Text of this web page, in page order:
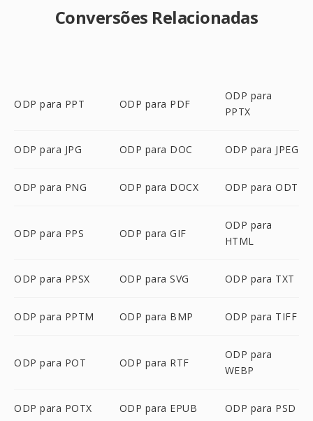
Conversões Relacionadas
ODP para PPT ODP para PDF
ODP para
PPTX
ODP para JPG ODP para DOC ODP para JPEG
ODP para PNG ODP para DOCX ODP para ODT
ODP para PPS ODP para GIF
ODP para
HTML
ODP para PPSX ODP para SVG ODP para TXT
ODP para PPTM ODP para BMP ODP para TIFF
ODP para POT ODP para RTF
ODP para
WEBP
ODP para POTX ODP para EPUB ODP para PSD